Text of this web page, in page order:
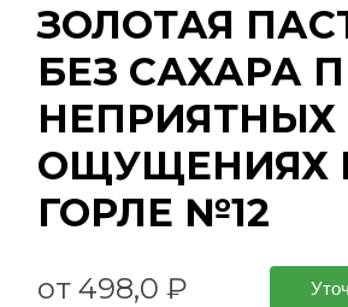
ЗОЛОТАЯ
БЕЗ САХАРА
НЕПРИЯТНЫХ
ОЩУЩЕНИЯХ
ГОРЛЕ №12
от 498,0 ₽